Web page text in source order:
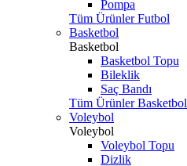
Pompa
Tüm Ürünler Futbol
Basketbol
Basketbol
Basketbol Topu
Bileklik
Saç Bandı
Tüm Ürünler Basketbol
Voleybol
Voleybol
Voleybol Topu
Dizlik